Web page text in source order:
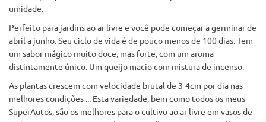
umidade.
Perfeito para jardins ao ar livre e você pode começar a germinar de
abril a junho. Seu ciclo de vida é de pouco menos de 100 dias. Tem
um sabor mágico muito doce, mas forte, com um aroma
distintamente único. Um queijo macio com mistura de incenso.
As plantas crescem com velocidade brutal de 3-4cm por dia nas
melhores condições ... Esta variedade, bem como todos os meus
SuperAutos, são os melhores para o cultivo ao ar livre em vasos de